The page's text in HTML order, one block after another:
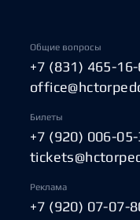
Общие вопросы
+7 (831) 465-
Билеты
+7 (920) 006-
Реклама
+7 (920) 07-07-